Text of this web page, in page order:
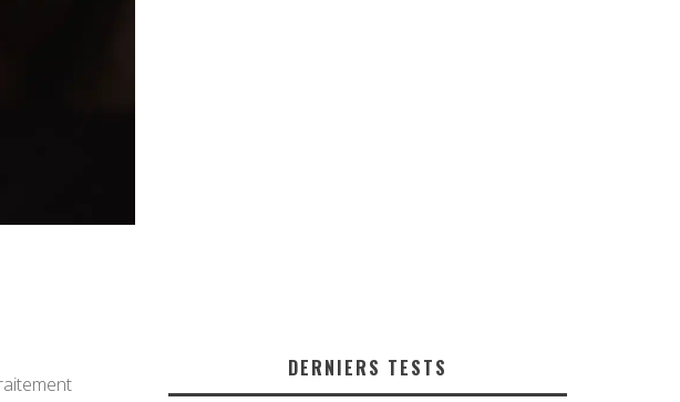
DERNIERS TESTS